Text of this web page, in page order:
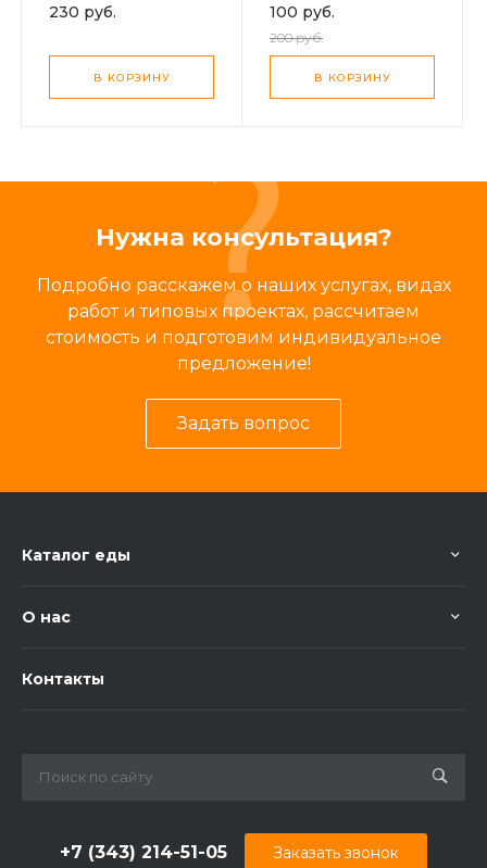
230 руб.
В КОРЗИНУ
100 руб.
200 руб.
В КОРЗИНУ
Нужна консультация?
Подробно расскажем о наших услугах, видах
работ и типовых проектах, рассчитаем
стоимость и подготовим индивидуальное
предложение!
Задать вопрос
Каталог еды
О нас
Контакты
+7 (343) 214-51-05 Заказать звонок